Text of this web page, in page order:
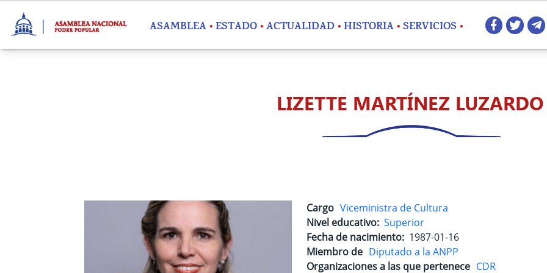
ASAMBLEA ESTADO ACTUALIDAD HISTORIA SERVICIOS
LIZETTE MARTÍNEZ LUZARDO
Cargo Viceministra de Cultura
Nivel educativo Superior
Fecha de nacimiento 1987-01-16
Miembro de Diputado a la ANPP
Organizaciones a las que pertenece CDR